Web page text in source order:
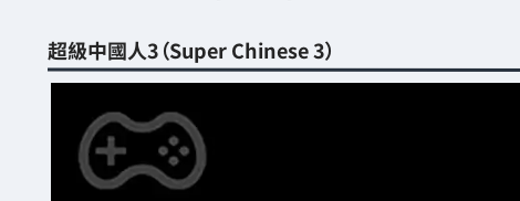
超級中國人3（Super Chinese 3）